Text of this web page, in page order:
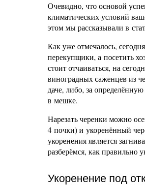
Очевидно, что основой
климатических условий
этом мы рассказывали в
Как уже отмечалось,
перекупщики, а посетить
стоит отчаиваться, на
виноградных саженцев из
даче, либо, за
в мешке.
Нарезать черенки можно
4 почки) и укоренённый
укоренения является
разберёмся, как правильно
Укоренение под